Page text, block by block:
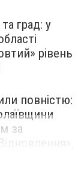
град: у
рівень
повністю:
за